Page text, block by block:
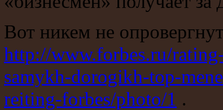
Вот никем не
http://www.forbes.ru/
samykh-dorogikh-top-
reiting-forbes/photo/1 .